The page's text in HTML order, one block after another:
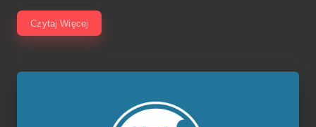
Czytaj Więcej